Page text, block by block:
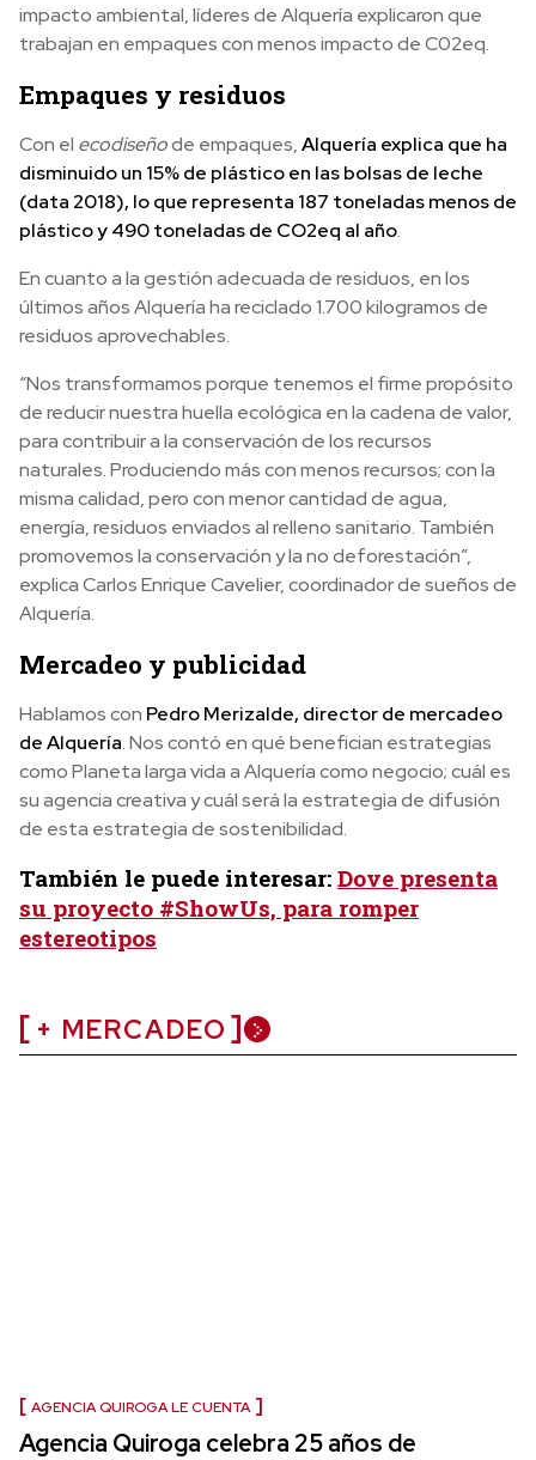
impacto ambiental, líderes de Alquería explicaron que
trabajan en empaques con menos impacto de C02eq.
Empaques y residuos
Con el ecodiseñode empaques,Alquería explica que ha
disminuido un 15% de plástico en las bolsas de leche
(data 2018), lo que representa 187 toneladas menos de
plástico y 490 toneladas de CO2eq al año.
En cuanto a la gestión adecuada de residuos, en los
últimos años Alquería ha reciclado 1.700 kilogramos de
residuos aprovechables.
“Nos transformamos porque tenemos el firme propósito
de reducir nuestra huella ecológica en la cadena de valor,
para contribuir a la conservación de los recursos
naturales. Produciendo más con menos recursos; con la
misma calidad, pero con menor cantidad de agua,
energía, residuos enviados al relleno sanitario. También
promovemos la conservación y la no deforestación”,
explica Carlos Enrique Cavelier, coordinador de sueños de
Alquería.
Mercadeo y publicidad
Hablamos con Pedro Merizalde, director de mercadeo
de Alquería. Nos contó en qué benefician estrategias
como Planeta larga vida a Alquería como negocio; cuál es
su agencia creativa y cuál será la estrategia de difusión
de esta estrategia de sostenibilidad.
También le puede interesar: Dove presenta
su proyecto #ShowUs, para romper
estereotipos
+ MERCADEO
AGENCIA QUIROGA LE CUENTA
Agencia Quiroga celebra 25 años de